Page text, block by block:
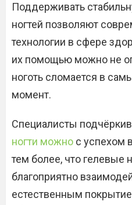
Поддерживать
ногтей позволяют
технологии в сфере
их помощью можно не
ноготь сломается в
момент.
Специалисты
ногти можно с успехом
тем более, что гелевые
благоприятно
естественным